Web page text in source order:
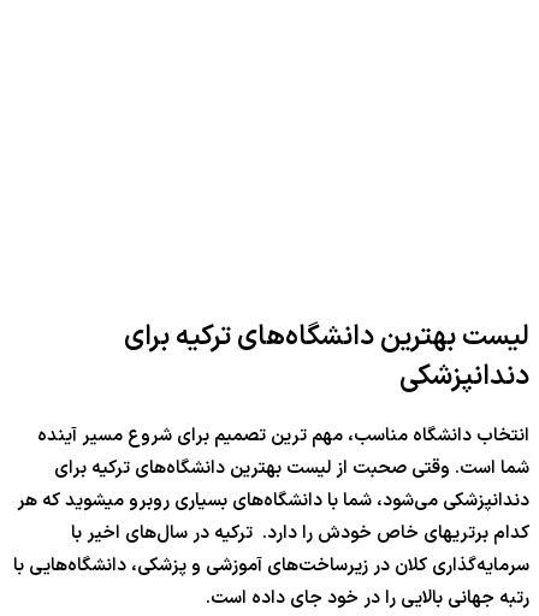
لیست بهترین دانشگاه‌های ترکیه برای
دندانپزشکی
انتخاب دانشگاه مناسب، مهم ترین تصمیم برای شروع مسیر آینده
شما است. وقتی صحبت از لیست بهترین دانشگاه‌های ترکیه برای
دندانپزشکی می‌شود، شما با دانشگاه‌های بسیاری روبرو میشوید که هر
کدام برتریهای خاص خودش را دارد. ترکیه در سال‌های اخیر با
سرمایه‌گذاری کلان در زیرساخت‌های آموزشی و پزشکی، دانشگاه‌هایی با
رتبه جهانی بالایی را در خود جای داده است.